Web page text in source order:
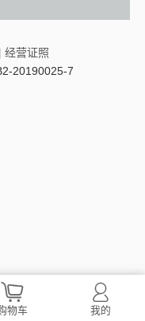
| 经营证照
20190025-7

物车

我的